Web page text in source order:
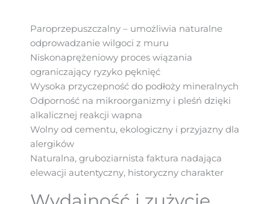
Paroprzepuszczalny – umożliwia naturalne
odprowadzanie wilgoci z muru
Niskonaprężeniowy proces wiązania
ograniczający ryzyko pęknięć
Wysoka przyczepność do podłoży mineralnych
Odporność na mikroorganizmy i pleśń dzięki
alkalicznej reakcji wapna
Wolny od cementu, ekologiczny i przyjazny dla
alergików
Naturalna, gruboziarnista faktura nadająca
elewacji autentyczny, historyczny charakter